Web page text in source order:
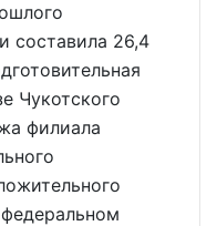
составила 26,4
Чукотского
филиала